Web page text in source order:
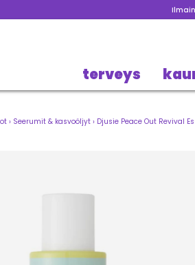
terveys
› Seerumit & kasvoöljyt › Djusie Peace Out Revival